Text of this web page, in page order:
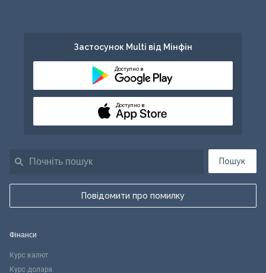
Пошук
Повідомити про помилку
Застосунок Multi від Мінфін
Доступно в
Доступно в
Фінанси
Курс валют
Курс долара